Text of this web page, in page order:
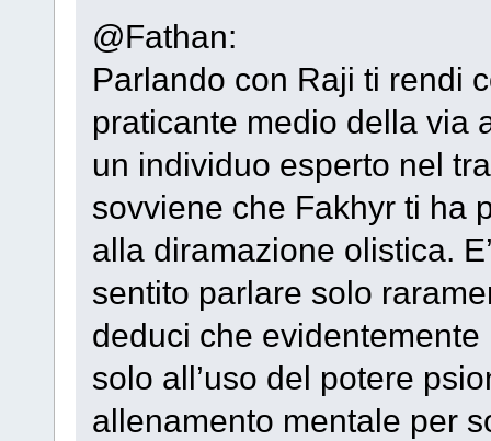
@Fathan:
Parlando con Raji ti rendi
praticante medio della via
un individuo esperto nel
sovviene che Fakhyr ti ha
alla diramazione olistica.
sentito parlare solo
deduci che
solo all’uso del potere
allenamento mentale per